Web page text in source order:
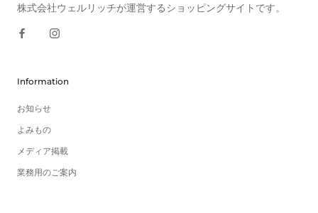
株式会社ウェルリッチが運営するショッピングサイトです。
Information
お知らせ
よみもの
メディア掲載
業務用のご案内